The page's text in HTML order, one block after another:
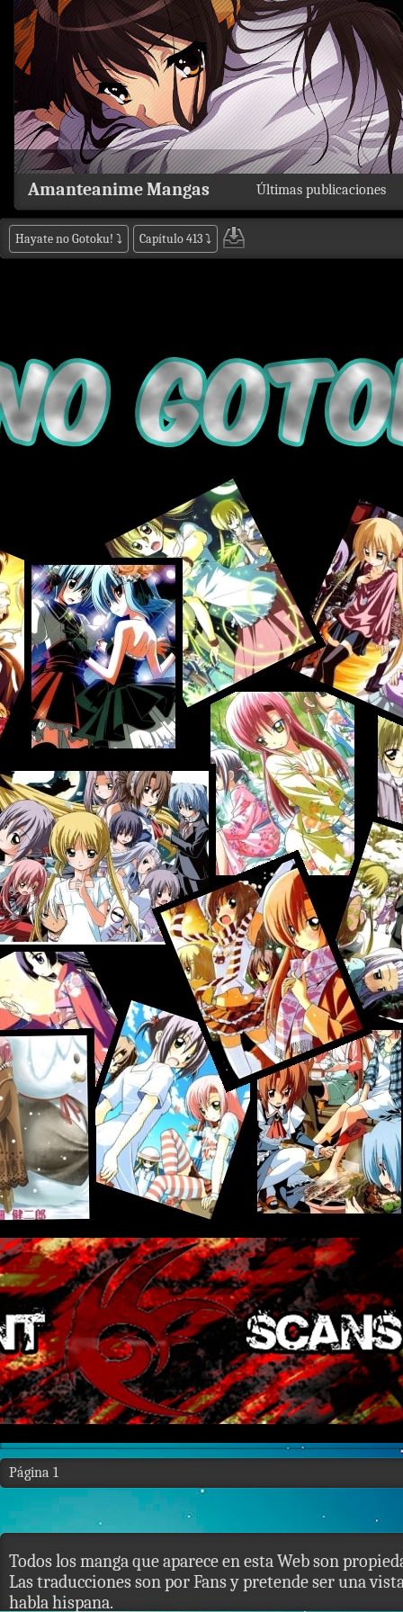
Últimas publicaciones
Amanteanime Mangas
Hayate no Gotoku! ⤵ Capítulo 413⤵
Página 1
Todos los manga que aparece en esta Web son
Las traducciones son por Fans y pretende ser una
habla hispana.